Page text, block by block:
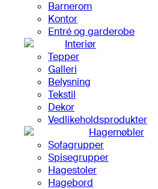
Barnerom
Kontor
Entré og garderobe
Interiør
Tepper
Galleri
Belysning
Tekstil
Dekor
Vedlikeholdsprodukter
Hagemøbler
Sofagrupper
Spisegrupper
Hagestoler
Hagebord